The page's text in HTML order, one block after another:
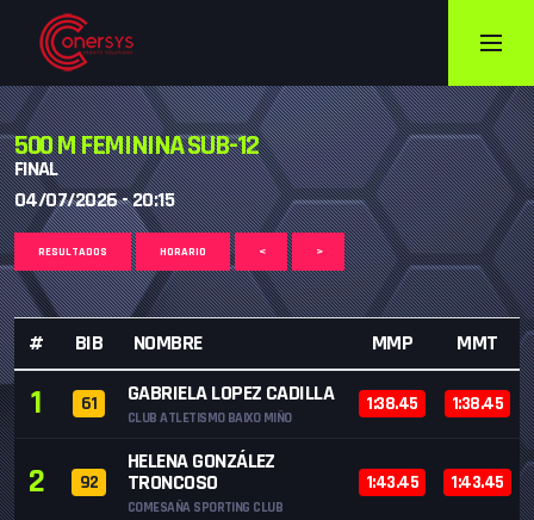
500 M FEMININA SUB-12
FINAL
04/07/2026 - 20:15
RESULTADOS HORARIO < >
# BIB NOMBRE MMP MMT
1 61 GABRIELA LOPEZ CADILLA
CLUB ATLETISMO BAIXO MIÑO
1:38.45 1:38.45
2 92
HELENA GONZÁLEZ
TRONCOSO
COMESAÑA SPORTING CLUB
1:43.45 1:43.45